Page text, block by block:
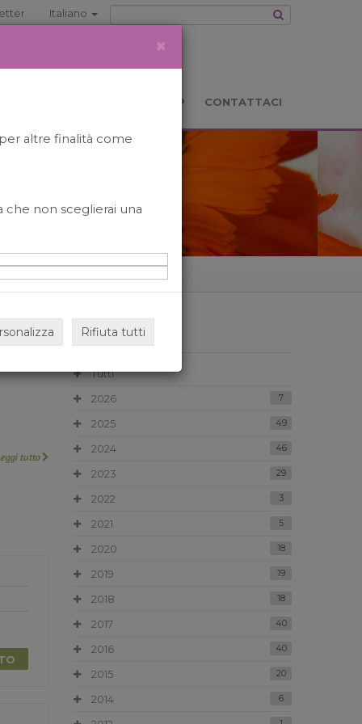
Italiano
BOOKSHOP CONTATTACI
tutto
ARCHIVIO
Tutti
2026
7
2025 49
2024 46
2023 29
2022 3
2021 5
2020 18
2019 19
2018 18
2017 40
2016 40
2015 20
2014 6
×
altre finalità come
che non sceglierai una
Rifiuta tutti